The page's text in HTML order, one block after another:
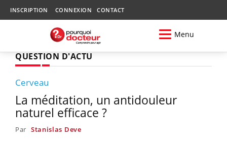
INSCRIPTION CONNEXION CONTACT
Menu
QUESTION D'ACTU
Cerveau
La méditation, un antidouleur
naturel efficace ?
Par Stanislas Deve